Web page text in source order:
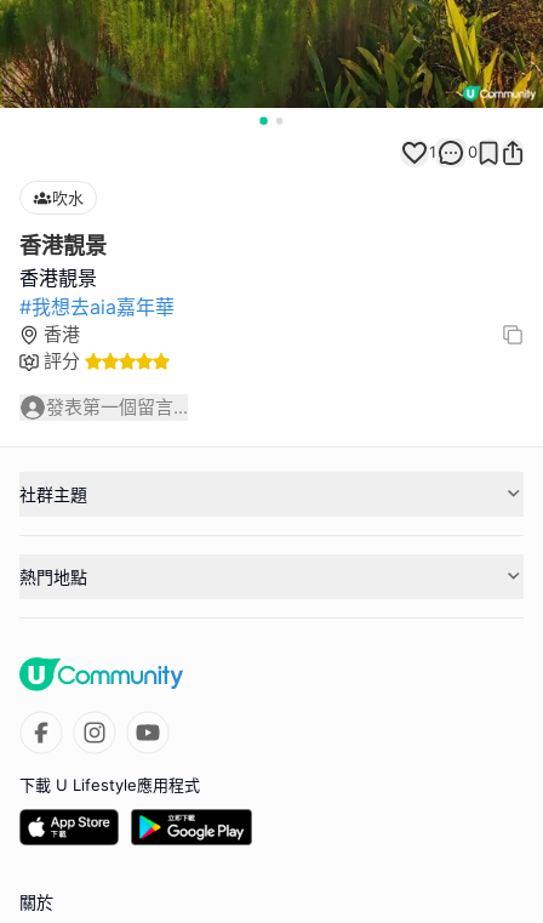
1 0
吹水
香港靚景
#我想去aia嘉年華
香港
評分
發表第一個留言...
社群主題
熱門地點
下載 U Lifestyle應用程式
關於